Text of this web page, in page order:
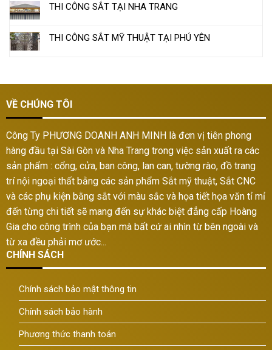
THI CÔNG SẮT TẠI NHA TRANG
THI CÔNG SẮT MỸ THUẬT TẠI PHÚ YÊN
VỀ CHÚNG TÔI
Công Ty PHƯƠNG DOANH ANH MINH là đơn vị tiên phong
hàng đầu tại Sài Gòn và Nha Trang trong việc sản xuất ra các
sản phẩm : cổng, cửa, ban công, lan can, tường rào, đồ trang
trí nội ngoại thất bằng các sản phẩm Sắt mỹ thuật, Sắt CNC
và các phụ kiện bằng sắt với màu sắc và họa tiết họa văn tỉ mỉ
đến từng chi tiết sẽ mang đến sự khác biệt đẳng cấp Hoàng
Gia cho công trình của bạn mà bất cứ ai nhìn từ bên ngoài và
từ xa đều phải mơ ước...
CHÍNH SÁCH
Chính sách bảo mật thông tin
Chính sách bảo hành
Phương thức thanh toán